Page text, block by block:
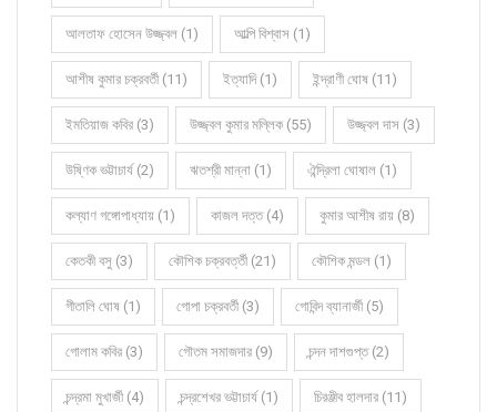
আলতাফ হোসেন উজ্জ্বল (1) আল্পি বিশ্বাস (1)
আশীষ কুমার চক্রবর্তী (11) ইত্যাদি (1) ইন্দ্রাণী ঘোষ (11)
ইমতিয়াজ কবির (3) উজ্জ্বল কুমার মল্লিক (55) উজ্জ্বল দাস (3)
উষ্ণিক ভট্টাচার্য (2) ঋতশ্রী মান্না (1) ঐন্দ্রিলা ঘোষাল (1)
কল্যাণ গঙ্গোপাধ্যায় (1) কাজল দত্ত (4) কুমার আশীষ রায় (8)
কেতকী বসু (3) কৌশিক চক্রবর্ত্তী (21) কৌশিক মন্ডল (1)
গীতালি ঘোষ (1) গোপা চক্রবর্তী (3) গোবিন্দ ব্যানার্জী (5)
গোলাম কবির (3) গৌতম সমাজদার (9) চন্দন দাশগুপ্ত (2)
চন্দ্রমা মুখার্জী (4) চন্দ্রশেখর ভট্টাচার্য (1) চিরঞ্জীব হালদার (11)